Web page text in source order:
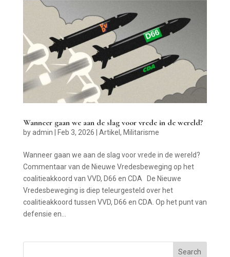
Wanneer gaan we aan de slag voor vrede in de wereld?
byadmin Feb 3, 2026 Artikel , Militarisme
Wanneer gaan we aan de slag voor vrede in de wereld?
Commentaar van de Nieuwe Vredesbeweging op het
coalitieakkoord van VVD, D66 en CDA De Nieuwe
Vredesbeweging is diep teleurgesteld over het
coalitieakkoord tussen VVD, D66 en CDA. Op het punt van
defensie en...
Search